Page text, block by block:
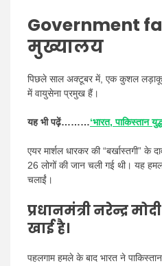
Government
मुख्यालय
पिछले साल अक्टूबर में, एक कुशल लड़ाकू
में वायुसेना प्रमुख हैं।
यह भी पढ़ें………‘भारत, पाकिस्तान
एयर मार्शल धारकर की “बर्खास्तगी”
26 लोगों की जान चली गई थी। यह
चलाईं।
प्रधानमंत्री नरेन्द्र
खाई है।
पहलगाम हमले के बाद भारत ने